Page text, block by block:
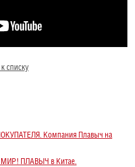
списку
Компания Плавыч на
ПЛАВЫЧ в Китае.